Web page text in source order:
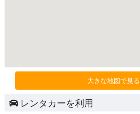
大きな地図で見る
レンタカーを利用